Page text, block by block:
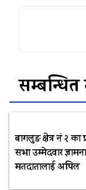
बागलुङ क्षेत्र नं २ का
सभा उम्मेदवार
मतदातालाई अपिल